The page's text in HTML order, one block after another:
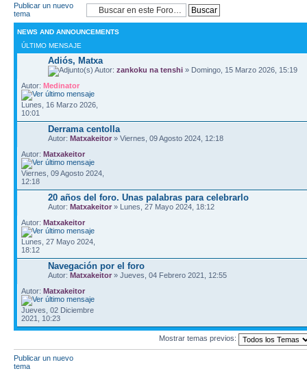
Publicar un nuevo
tema
NEWS AND ANNOUNCEMENTS
ÚLTIMO MENSAJE
Adiós, Matxa
Autor: zankoku na tenshi » Domingo, 15 Marzo 2026, 15:19
Autor: Medinator
Lunes, 16 Marzo 2026,
10:01
Derrama centolla
Autor: Matxakeitor » Viernes, 09 Agosto 2024, 12:18
Autor: Matxakeitor
Viernes, 09 Agosto 2024,
12:18
20 años del foro. Unas palabras para celebrarlo
Autor: Matxakeitor » Lunes, 27 Mayo 2024, 18:12
Autor: Matxakeitor
Lunes, 27 Mayo 2024,
18:12
Navegación por el foro
Autor: Matxakeitor » Jueves, 04 Febrero 2021, 12:55
Autor: Matxakeitor
Jueves, 02 Diciembre
2021, 10:23
Mostrar temas previos:
Publicar un nuevo
tema